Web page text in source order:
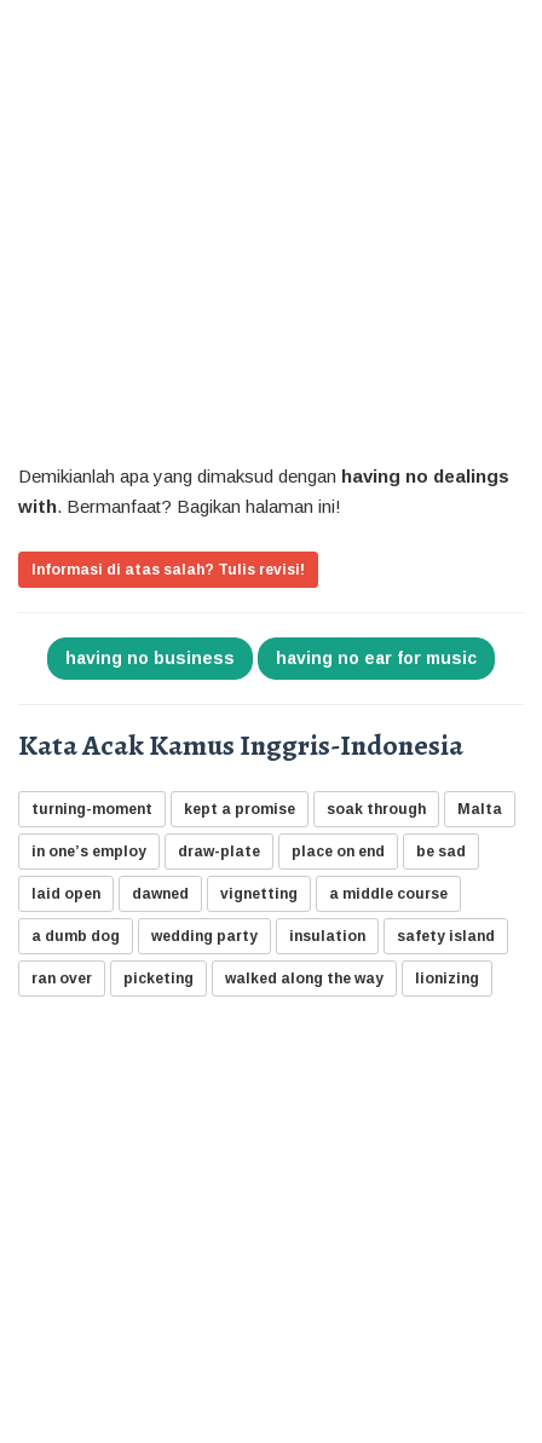
Demikianlah apa yang dimaksud dengan having no dealings
with. Bermanfaat? Bagikan halaman ini!
Informasi di atas salah? Tulis revisi!
having no business having no ear for music
Kata Acak Kamus Inggris-Indonesia
turning-moment kept a promise soak through Malta
in one’s employ draw-plate place on end be sad
laid open dawned vignetting a middle course
a dumb dog wedding party insulation safety island
ran over picketing walked along the way lionizing